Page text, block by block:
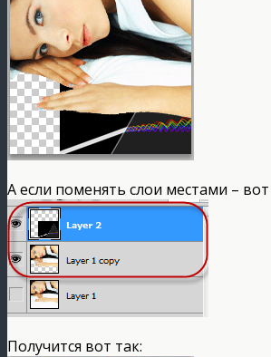
А если поменять слои местами – вот
Получится вот так: